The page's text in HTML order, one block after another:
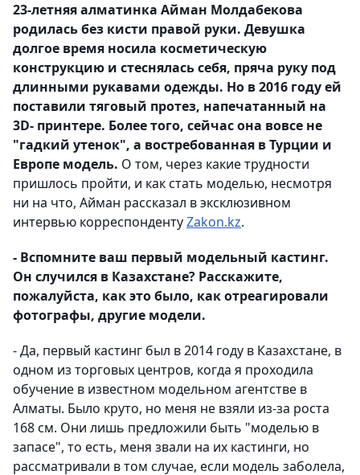
23-летняя алматинка Айман Молдабекова
родилась без кисти правой руки. Девушка
долгое время носила косметическую
конструкцию и стеснялась себя, пряча руку под
длинными рукавами одежды. Но в 2016 году ей
поставили тяговый протез, напечатанный на
3D- принтере. Более того, сейчас она вовсе не
"гадкий утенок", а востребованная в Турции и
Европе модель. О том, через какие трудности
пришлось пройти, и как стать моделью, несмотря
ни на что, Айман рассказал в эксклюзивном
интервью корреспондентуZakon.kz.
- Вспомните ваш первый модельный кастинг.
Он случился в Казахстане? Расскажите,
пожалуйста, как это было, как отреагировали
фотографы, другие модели.
- Да, первый кастинг был в 2014 году в Казахстане, в
одном из торговых центров, когда я проходила
обучение в известном модельном агентстве в
Алматы. Было круто, но меня не взяли из-за роста
168 см. Они лишь предложили быть "моделью в
запасе", то есть, меня звали на их кастинги, но
рассматривали в том случае, если модель заболела,